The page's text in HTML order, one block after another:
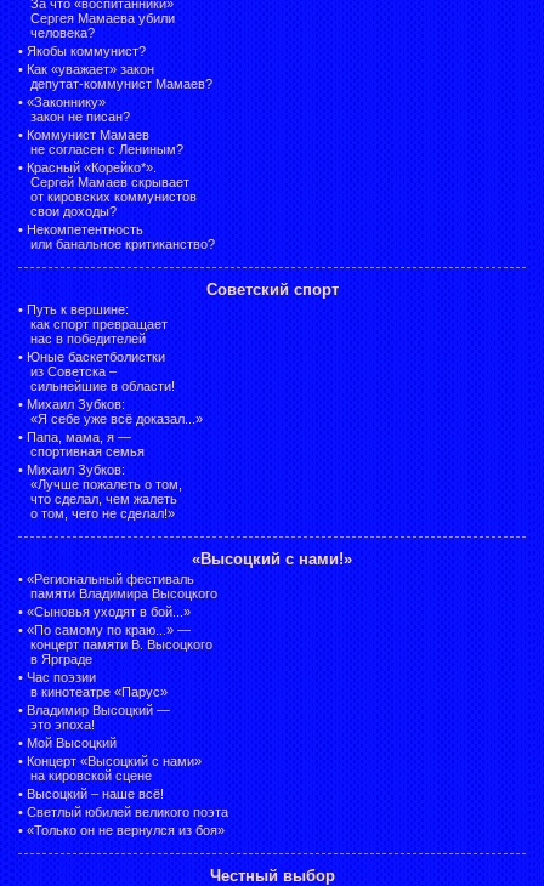
За что «воспитанники»
Сергея Мамаева убили
человека?
• Якобы коммунист?
• Как «уважает» закон
депутат-коммунист Мамаев?
• «Законнику»
закон не писан?
• Коммунист Мамаев
не согласен с Лениным?
• Красный «Корейко*».
Сергей Мамаев скрывает
от кировских коммунистов
свои доходы?
• Некомпетентность
или банальное критиканство?
Советский спорт
• Путь к вершине:
как спорт превращает
нас в победителей
• Юные баскетболистки
из Советска –
сильнейшие в области!
• Михаил Зубков:
«Я себе уже всё доказал...»
• Папа, мама, я —
спортивная семья
• Михаил Зубков:
«Лучше пожалеть о том,
что сделал, чем жалеть
о том, чего не сделал!»
«Высоцкий с нами!»
• «Региональный фестиваль
памяти Владимира Высоцкого
• «Сыновья уходят в бой...»
• «По самому по краю...» —
концерт памяти В. Высоцкого
в Ярграде
• Час поэзии
в кинотеатре «Парус»
• Владимир Высоцкий —
это эпоха!
• Мой Высоцкий
• Концерт «Высоцкий с нами»
на кировской сцене
• Высоцкий – наше всё!
• Светлый юбилей великого поэта
• «Только он не вернулся из боя»
Честный выбор